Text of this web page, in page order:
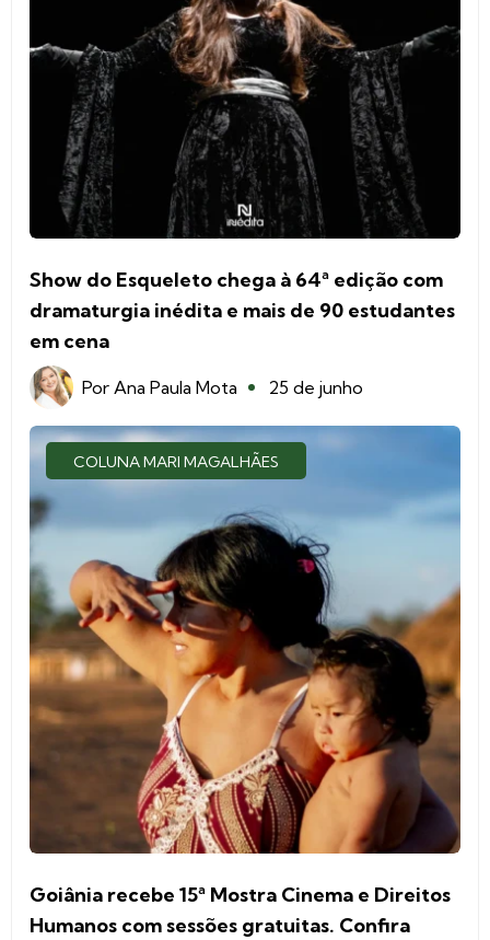
Show do Esqueleto chega à 64ª edição com
dramaturgia inédita e mais de 90 estudantes
em cena
Por Ana Paula Mota 25 de junho
COLUNA MARI MAGALHÃES
Goiânia recebe 15ª Mostra Cinema e Direitos
Humanos com sessões gratuitas. Confira